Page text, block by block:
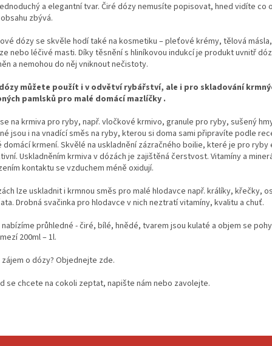
a elegantní tvar. Čiré dózy nemusíte popisovat, hned vidíte co
zbývá.
dózy se skvěle hodí také na kosmetiku – pleťové krémy, tělová
nebo léčivé masti. Díky těsnění s hliníkovou indukcí je produkt uvnitř
a nemohou do něj vniknout nečistoty.
můžete použít i v odvětví rybářství, ale i pro skladování
pamlsků pro malé domácí mazlíčky .
na krmiva pro ryby, např. vločkové krmivo, granule pro ryby, sušený
jsou i na vnadící směs na ryby, kterou si doma sami připravíte podle
domácí krmení. Skvělé na uskladnění zázračného boilie, které je pro ryby
Uskladněním krmiva v dózách je zajištěná čerstvost. Vitamíny a
kontaktu se vzduchem méně oxidují.
lze uskladnit i krmnou směs pro malé hlodavce např. králíky, křečky,
Drobná svačinka pro hlodavce v nich neztratí vitamíny, kvalitu a chuť.
nabízíme průhledné - čiré, bílé, hnědé, tvarem jsou kulaté a objem se
200ml – 1l.
o dózy? Objednejte zde.
se chcete na cokoli zeptat, napište nám nebo zavolejte.